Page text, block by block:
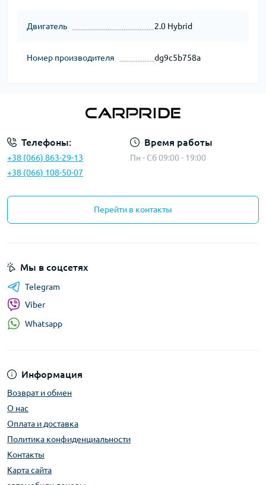
Двигатель 2.0 Hybrid
Номер производителя dg9c5b758a
Телефоны:
+38 (066) 863-29-13
+38 (066) 108-50-07
Время работы
Пн - Сб 09:00 - 19:00
Перейти в контакты
Информация
Возврат и обмен
О нас
Оплата и доставка
Политика конфиденциальности
Контакты
Карта сайта
Мы в соцсетях
Telegram
Viber
Whatsapp